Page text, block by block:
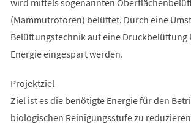
(Mammutrotoren) belüftet. Durch eine
Belüftungstechnik auf eine Druckbelüftung
Energie eingespart werden.
Projektziel
Ziel ist es die benötigte Energie für den
biologischen Reinigungsstufe zu